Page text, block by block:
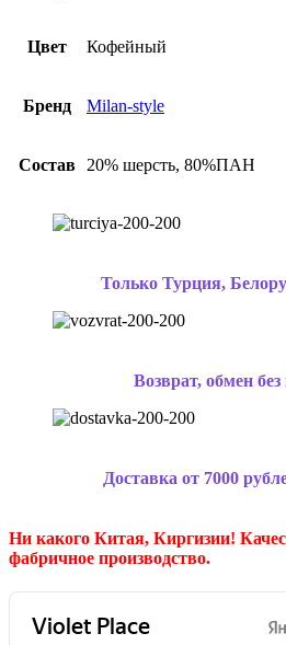
Цвет Кофейный
Бренд Milan-style
Состав 20% шерсть, 80%ПАН
Только Турция,
Возврат, обмен
Доставка от 7000
Ни какого Китая, Киргизии!
фабричное производство.